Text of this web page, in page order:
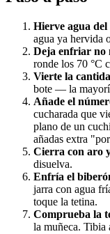
Hierve agua
agua ya hervida
Deja enfriar no
ronde los 70 °C
Vierte la
bote — la
Añade el
cucharada que
plano de un
añadas extra
Cierra con aro
disuelva.
Enfría el
jarra con agua
toque la tetina.
Comprueba la
la muñeca. Tibia